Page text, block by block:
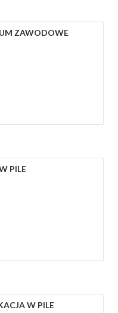
ZAWODOWE
PILE
W PILE